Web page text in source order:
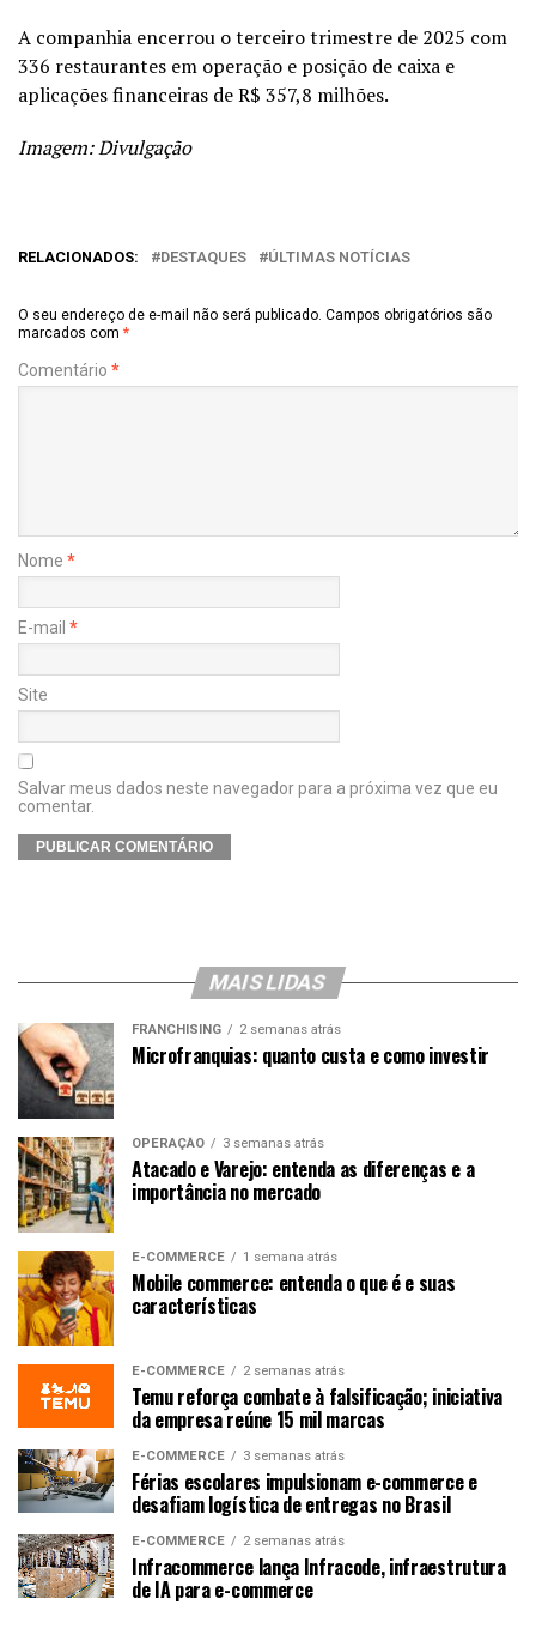
A companhia encerrou o terceiro trimestre de 2025 com
336 restaurantes em operação e posição de caixa e
aplicações financeiras de R$ 357,8 milhões.
Imagem: Divulgação
RELACIONADOS: DESTAQUES ÚLTIMAS NOTÍCIAS
O seu endereço de e-mail não será publicado. Campos obrigatórios são
marcados com *
Comentário *
Nome *
E-mail *
Site
Salvar meus dados neste navegador para a próxima vez que eu
comentar.
MAIS LIDAS
FRANCHISING 2 semanas atrás
Microfranquias: quanto custa e como investir
OPERAÇÃO 3 semanas atrás
Atacado e Varejo: entenda as diferenças e a
importância no mercado
E-COMMERCE 1 semana atrás
Mobile commerce: entenda o que é e suas
características
E-COMMERCE 2 semanas atrás
Temu reforça combate à falsificação; iniciativa
da empresa reúne 15 mil marcas
E-COMMERCE 3 semanas atrás
Férias escolares impulsionam e-commerce e
desafiam logística de entregas no Brasil
E-COMMERCE 2 semanas atrás
Infracommerce lança Infracode, infraestrutura
de IA para e-commerce